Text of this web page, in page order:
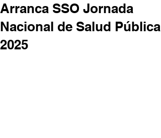
Arranca SSO Jornada
Nacional de Salud Pública
2025